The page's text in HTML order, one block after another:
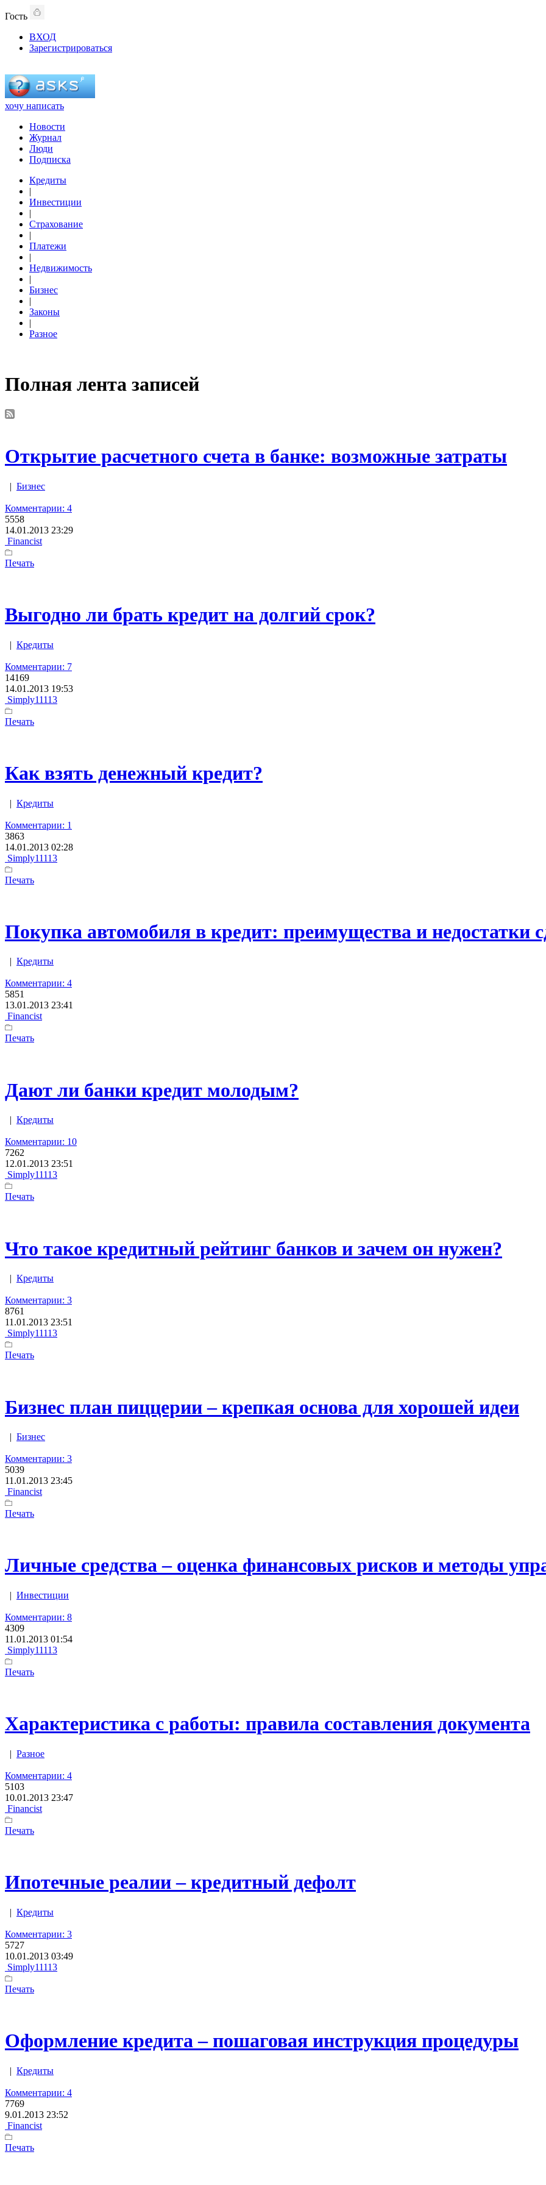
Гость
ВХОД
Зарегистрироваться
хочу написать
Новости
Журнал
Люди
Подписка
Кредиты
|
Инвестиции
|
Страхование
|
Платежи
|
Недвижимость
|
Бизнес
|
Законы
|
Разное
Полная лента записей
Открытие расчетного счета в банке: возможные затраты
| Бизнес
Комментарии: 4
5558
14.01.2013 23:29
Financist
Печать
Выгодно ли брать кредит на долгий срок?
| Кредиты
Комментарии: 7
14169
14.01.2013 19:53
Simply11113
Печать
Как взять денежный кредит?
| Кредиты
Комментарии: 1
3863
14.01.2013 02:28
Simply11113
Печать
Покупка автомобиля в кредит: преимущества и недостатки
| Кредиты
Комментарии: 4
5851
13.01.2013 23:41
Financist
Печать
Дают ли банки кредит молодым?
| Кредиты
Комментарии: 10
7262
12.01.2013 23:51
Simply11113
Печать
Что такое кредитный рейтинг банков и зачем он нужен?
| Кредиты
Комментарии: 3
8761
11.01.2013 23:51
Simply11113
Печать
Бизнес план пиццерии – крепкая основа для хорошей идеи
| Бизнес
Комментарии: 3
5039
11.01.2013 23:45
Financist
Печать
Личные средства – оценка финансовых рисков и методы
| Инвестиции
Комментарии: 8
4309
11.01.2013 01:54
Simply11113
Печать
Характеристика с работы: правила составления документа
| Разное
Комментарии: 4
5103
10.01.2013 23:47
Financist
Печать
Ипотечные реалии – кредитный дефолт
| Кредиты
Комментарии: 3
5727
10.01.2013 03:49
Simply11113
Печать
Оформление кредита – пошаговая инструкция процедуры
| Кредиты
Комментарии: 4
7769
9.01.2013 23:52
Financist
Печать